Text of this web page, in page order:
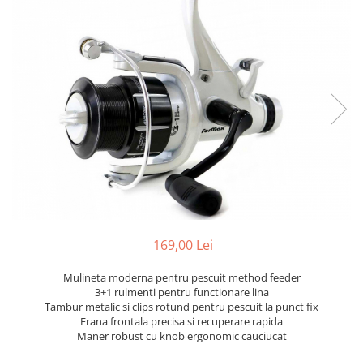
169,00 Lei
Mulineta moderna pentru pescuit method feeder
3+1 rulmenti pentru functionare lina
Tambur metalic si clips rotund pentru pescuit la punct fix
Frana frontala precisa si recuperare rapida
Maner robust cu knob ergonomic cauciucat